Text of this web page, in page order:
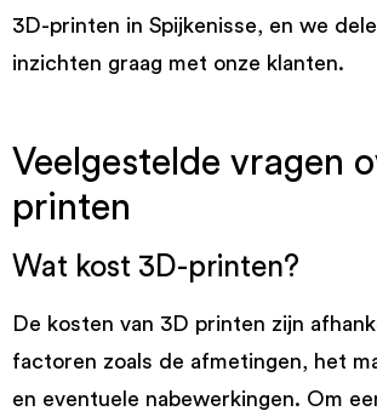
3D-printen in Spijkenisse, en we
inzichten graag met onze klanten.
Veelgestelde vragen
printen
Wat kost 3D-printen?
De kosten van 3D printen zijn
factoren zoals de afmetingen, het
en eventuele nabewerkingen. Om